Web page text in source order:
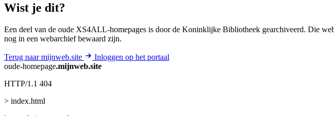
Wist je dit?
Een deel van de oude XS4ALL-homepages is door de Koninklijke Bibliotheek gearchiveerd. Die
nog in een webarchief bewaard zijn.
Terug naar mijnweb.site
Inloggen op het portaal
oude-homepage.mijnweb.site
HTTP/1.1 404
> index.html